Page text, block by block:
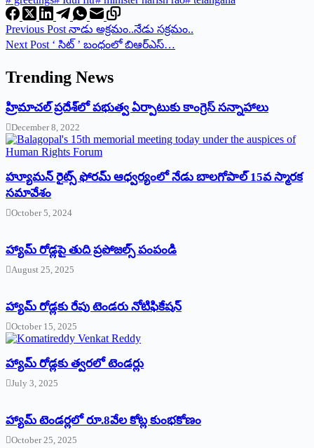
Previous Post నాడు అక్రమం..నేడు సక్రమం..
Next Post ‘ ‌సిట్‌ ’ ‌బంధంలో బిఆర్‌ఎస్‌…
Trending News
‌హ్రిమాచల్‌ ‌ప్రదేశ్‌లో పభుత్వ ఏర్పాటుకు కాంగ్రెస్‌ ‌సన్నాహాలు
December 8, 2022
హ్యూమన్‌ రైట్స్‌ ఫోరమ్‌ ఆధ్వర్యంలో నేడు బాలగోపాల్‌ 15వ స్మారక
సమావేశం
October 5, 2024
హ్యామ్‌ రోడ్లపై తుది ప్రపోజల్స్‌ పంపండి
August 25, 2025
హ్యామ్‌ రోడ్లకు రేపు టెండరు నోటిఫికేషన్‌
October 15, 2025
హ్యామ్‌ రోడ్లకు త్వరలో టెండర్లు
July 3, 2025
హ్యామ్‌ ‌టెండర్లలో రూ.8వేల కోట్ల కుంభకోణం
October 25, 2025